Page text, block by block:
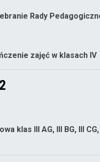
Rady
zajęć w klasach IV
klas III AG, III BG, III CG,